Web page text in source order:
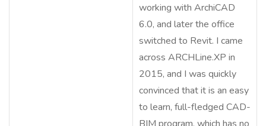
working with ArchiCAD
6.0, and later the office
switched to Revit. I came
across ARCHLine.XP in
2015, and I was quickly
convinced that it is an easy
to learn, full-fledged CAD-